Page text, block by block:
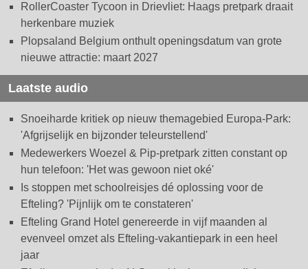
RollerCoaster Tycoon in Drievliet: Haags pretpark draait
herkenbare muziek
Plopsaland Belgium onthult openingsdatum van grote
nieuwe attractie: maart 2027
Laatste audio
Snoeiharde kritiek op nieuw themagebied Europa-Park:
'Afgrijselijk en bijzonder teleurstellend'
Medewerkers Woezel & Pip-pretpark zitten constant op
hun telefoon: 'Het was gewoon niet oké'
Is stoppen met schoolreisjes dé oplossing voor de
Efteling? 'Pijnlijk om te constateren'
Efteling Grand Hotel genereerde in vijf maanden al
evenveel omzet als Efteling-vakantiepark in een heel
jaar